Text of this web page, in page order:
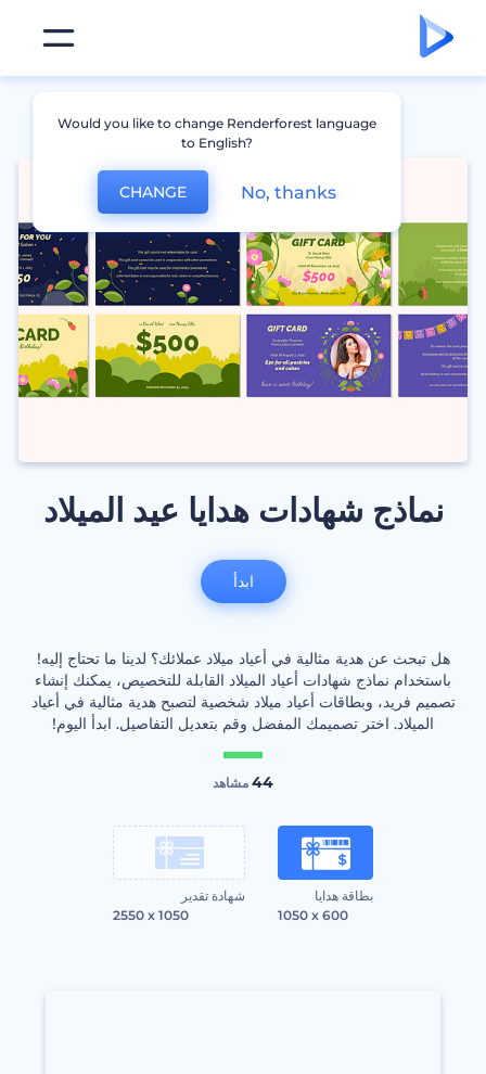
نماذج شهادات هدايا عيد الميلاد
هل تبحث عن هدية مثالية في أعياد ميلاد عملائك؟ لدينا ما تحتاج إليه!
باستخدام نماذج شهادات أعياد الميلاد القابلة للتخصيص، يمكنك إنشاء
تصميم فريد، وبطاقات أعياد ميلاد شخصية لتصبح هدية مثالية في أعياد
الميلاد. اختر تصميمك المفضل وقم بتعديل التفاصيل. ابدأ اليوم!
44 مشاهد
بطاقة هدايا
1050 x 600
شهادة تقدير
2550 x 1050
ابدأ
Would you like to change Renderforest language
to English?
CHANGE No, thanks